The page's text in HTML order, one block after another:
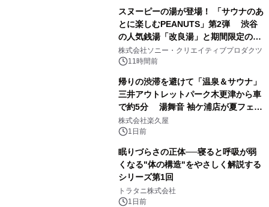
スヌーピーの湯が登場！ 「サウナのあ
とに楽しむPEANUTS」第2弾 渋谷
の人気銭湯「改良湯」と期間限定のコ
ラボレーション サウナイキタイコラ
ボグッズも発売決定！
株式会社ソニー・クリエイティブプロダクツ
11時間前
帰りの渋滞を避けて「温泉＆サウナ」
三井アウトレットパーク木更津から車
で約5分 湯舞音 袖ケ浦店が夏フェア
メニューを提供
株式会社楽久屋
1日前
眠りづらさの正体──寝ると呼吸が弱
くなる"体の構造"をやさしく解説する
シリーズ第1回
トラタニ株式会社
1日前